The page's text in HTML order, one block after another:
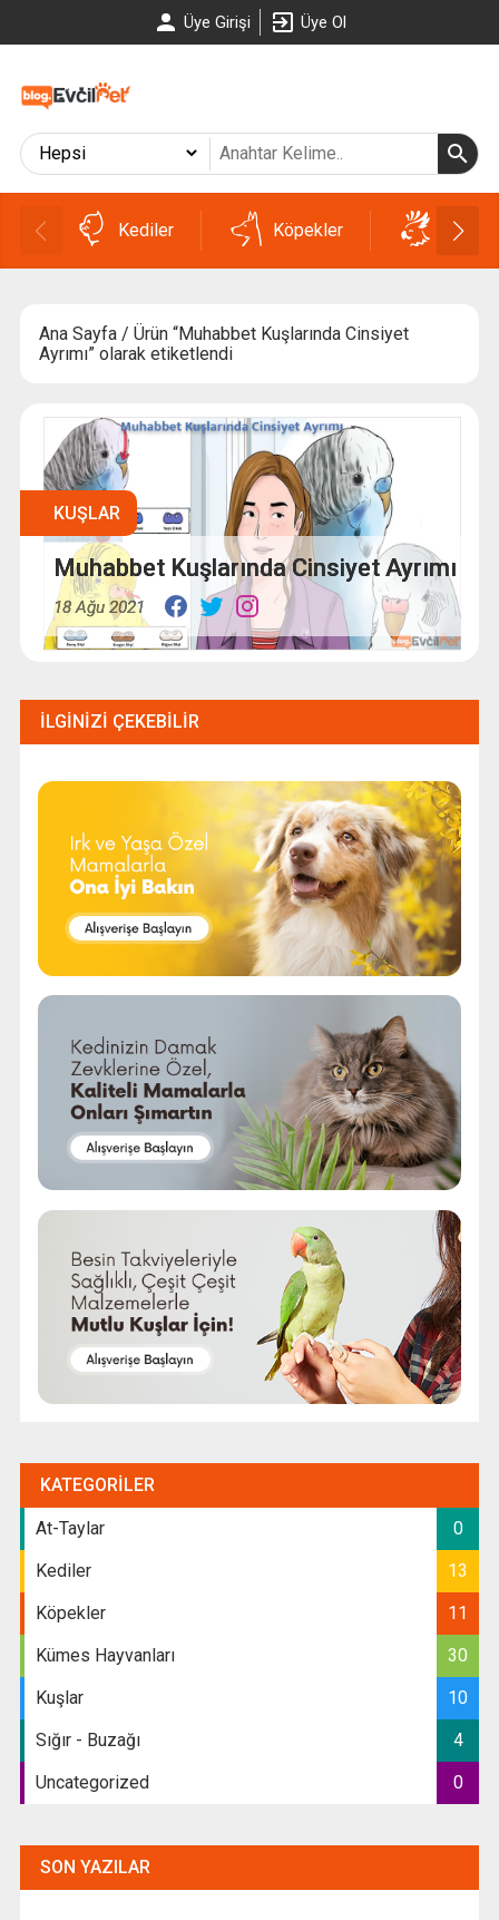
Üye Girişi Üye Ol
Kediler Köpekler Kuşlar
Ana Sayfa / Ürün “Muhabbet Kuşlarında Cinsiyet
Ayrımı” olarak etiketlendi
KUŞLAR
Muhabbet Kuşlarında Cinsiyet Ayrımı
18 Ağu 2021
İLGINIZI ÇEKEBILIR
KATEGORILER
At-Taylar
0
Kediler
13
Köpekler
11
Kümes Hayvanları
30
Kuşlar
10
Sığır - Buzağı
4
Uncategorized
0
SON YAZILAR